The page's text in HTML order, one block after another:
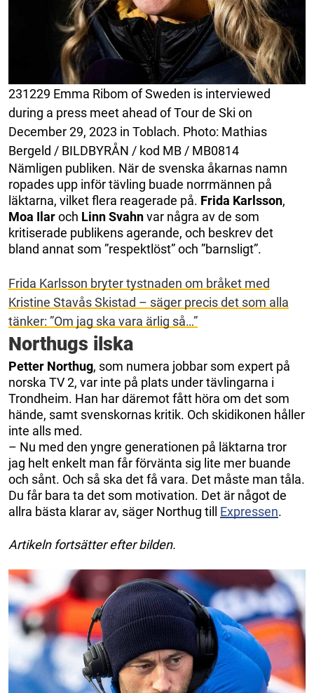
231229 Emma Ribom of Sweden is interviewed
during a press meet ahead of Tour de Ski on
December 29, 2023 in Toblach. Photo: Mathias
Bergeld / BILDBYRÅN / kod MB / MB0814
Nämligen publiken. När de svenska åkarnas namn
ropades upp inför tävling buade norrmännen på
läktarna, vilket flera reagerade på. Frida Karlsson,
Moa Ilaroch LinnSvahnvar några av de som
kritiserade publikens agerande, och beskrev det
bland annat som ”respektlöst” och ”barnsligt”.
Frida Karlsson bryter tystnaden om bråket med
Kristine Stavås Skistad – säger precis det som alla
tänker: ”Om jag ska vara ärlig så…”
Northugs ilska
Petter Northug, som numera jobbar som expert på
norska TV 2, var inte på plats under tävlingarna i
Trondheim. Han har däremot fått höra om det som
hände, samt svenskornas kritik. Och skidikonen håller
inte alls med.
– Nu med den yngre generationen på läktarna tror
jag helt enkelt man får förvänta sig lite mer buande
och sånt. Och så ska det få vara. Det måste man tåla.
Du får bara ta det som motivation. Det är något de
allra bästa klarar av, säger Northug till Expressen.
Artikeln fortsätter efter bilden.